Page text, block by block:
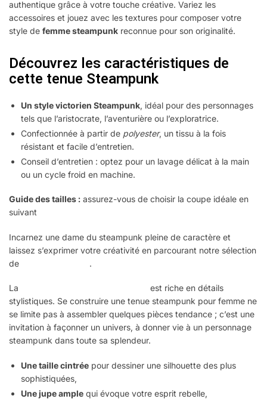
authentique grâce à votre touche créative. Variez les
accessoires et jouez avec les textures pour composer votre
style de femme steampunk reconnue pour son originalité.
Découvrez les caractéristiques de
cette tenue Steampunk
Un style victorien Steampunk, idéal pour des personnages
tels que l’aristocrate, l’aventurière ou l’exploratrice.
Confectionnée à partir de polyester, un tissu à la fois
résistant et facile d’entretien.
Conseil d’entretien : optez pour un lavage délicat à la main
ou un cycle froid en machine.
Guide des tailles : assurez-vous de choisir la coupe idéale en
suivant
Incarnez une dame du steampunk pleine de caractère et
laissez s’exprimer votre créativité en parcourant notre sélection
de
.
La
est riche en détails
stylistiques. Se construire une tenue steampunk pour femme ne
se limite pas à assembler quelques pièces tendance ; c’est une
invitation à façonner un univers, à donner vie à un personnage
steampunk dans toute sa splendeur.
Une taille cintrée pour dessiner une silhouette des plus
sophistiquées,
Une jupe ample qui évoque votre esprit rebelle,